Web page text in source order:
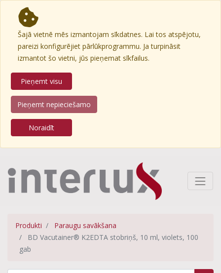
Šajā vietnē mēs izmantojam sīkdatnes. Lai tos atspējotu,
pareizi konfigurējiet pārlūkprogrammu. Ja turpināsit
izmantot šo vietni, jūs pieņemat sīkfailus.
Pieņemt visu
Pieņemt nepieciešamo
Noraidīt
Produkti
Paraugu savākšana
BD Vacutainer® K2EDTA stobriņš, 10 ml, violets, 100
gab